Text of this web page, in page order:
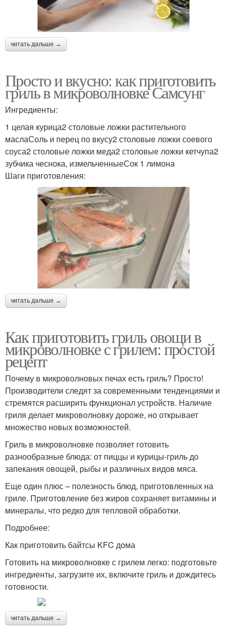
читать дальше →
Просто и вкусно: как приготовить
гриль в микроволновке Самсунг
Ингредиенты:
1 целая курица2 столовые ложки растительного
маслаСоль и перец по вкусу2 столовые ложки соевого
соуса2 столовые ложки меда2 столовые ложки кетчупа2
зубчика чеснока, измельченныеСок 1 лимона
Шаги приготовления:
читать дальше →
Как приготовить гриль овощи в
микроволновке с грилем: простой
рецепт
Почему в микроволновых печах есть гриль? Просто!
Производители следят за современными тенденциями и
стремятся расширить функционал устройств. Наличие
гриля делает микроволновку дороже, но открывает
множество новых возможностей.
Гриль в микроволновке позволяет готовить
разнообразные блюда: от пиццы и курицы-гриль до
запекания овощей, рыбы и различных видов мяса.
Еще один плюс – полезность блюд, приготовленных на
гриле. Приготовление без жиров сохраняет витамины и
минералы, что редко для тепловой обработки.
Подробнее:
Как приготовить байтсы KFC дома
Готовить на микроволновке с грилем легко: подготовьте
ингредиенты, загрузите их, включите гриль и дождитесь
готовности.
читать дальше →